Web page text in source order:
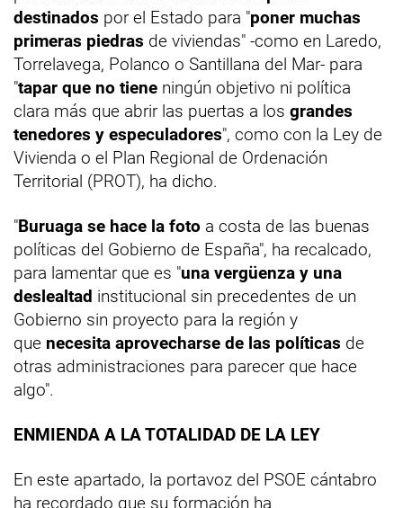
destinados por el Estado para "poner muchas
primeras piedras de viviendas" -como en Laredo,
Torrelavega, Polanco o Santillana del Mar- para
"tapar que no tiene ningún objetivo ni política
clara más que abrir las puertas a los grandes
tenedores y especuladores", como con la Ley de
Vivienda o el Plan Regional de Ordenación
Territorial (PROT), ha dicho.
"Buruaga se hace la foto a costa de las buenas
políticas del Gobierno de España", ha recalcado,
para lamentar que es "una vergüenza y una
deslealtad institucional sin precedentes de un
Gobierno sin proyecto para la región y
que necesita aprovecharse de las políticas de
otras administraciones para parecer que hace
algo".
ENMIENDA A LA TOTALIDAD DE LA LEY
En este apartado, la portavoz del PSOE cántabro
ha recordado que su formación ha